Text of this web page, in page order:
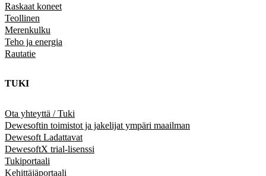
Raskaat koneet
Teollinen
Merenkulku
Teho ja energia
Rautatie
TUKI
Ota yhteyttä / Tuki
Dewesoftin toimistot ja jakelijat ympäri maailman
Dewesoft Ladattavat
DewesoftX trial-lisenssi
Tukiportaali
Kehittäjäportaali